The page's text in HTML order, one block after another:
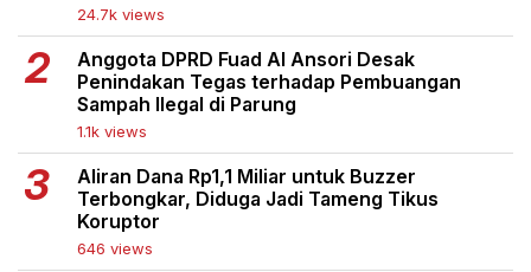
24.7k views
Anggota DPRD Fuad Al Ansori Desak
Penindakan Tegas terhadap Pembuangan
Sampah Ilegal di Parung
1.1k views
Aliran Dana Rp1,1 Miliar untuk Buzzer
Terbongkar, Diduga Jadi Tameng Tikus
Koruptor
646 views